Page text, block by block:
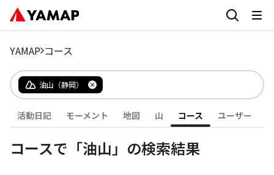
YAMAP コース
油山（静岡）
活動日記 モーメント 地図 山 コース ユーザー
コースで「油山」の検索結果